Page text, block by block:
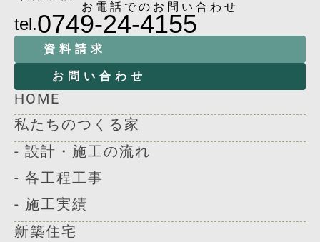
お電話でのお問い合わせ
tel.0749-24-4155
資料請求
お問い合わせ
HOME
私たちのつくる家
- 設計・施工の流れ
- 各工程工事
- 施工実績
新築住宅